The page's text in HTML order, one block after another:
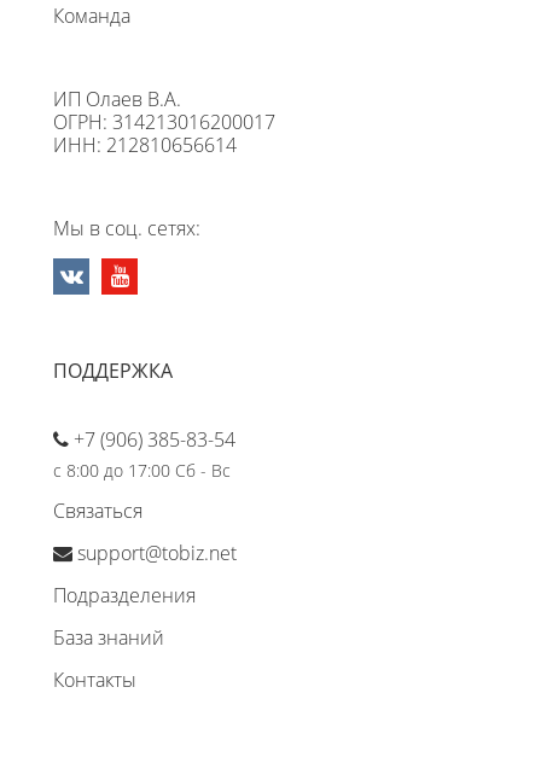
Команда
ИП Олаев В.А.
ОГРН: 314213016200017
ИНН: 212810656614
Мы в соц. сетях:
ПОДДЕРЖКА
+7 (906) 385-83-54
с 8:00 до 17:00 Сб - Вс
Связаться
support@tobiz.net
Подразделения
База знаний
Контакты